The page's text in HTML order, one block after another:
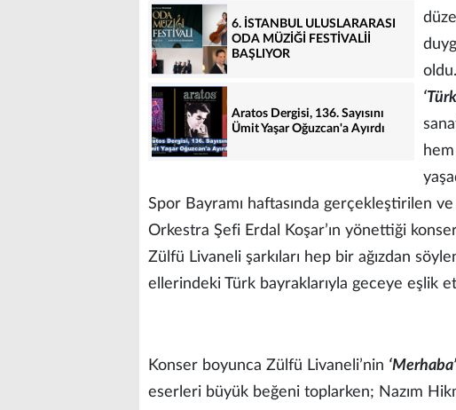
6. İSTANBUL ULUSLARARASI
ODA MÜZİĞİ FESTİVALİİ
BAŞLIYOR
Aratos Dergisi, 136. Sayısını
Ümit Yaşar Oğuzcan'a Ayırdı
Spor Bayramı haftasında gerçekleştirilen
Orkestra Şefi Erdal Koşar’ın yönettiği
Zülfü Livaneli şarkıları hep bir ağızdan
ellerindeki Türk bayraklarıyla geceye eşlik
Konser boyunca Zülfü Livaneli’nin ‘Merhaba’
eserleri büyük beğeni toplarken; Nazım